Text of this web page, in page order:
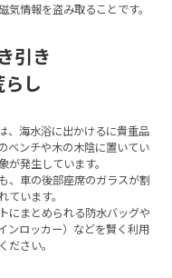
情報を盗み取ることです。
引き
し
、海水浴に出かけるに貴重品
ベンチや木の木陰に置いてい
発生しています。
、車の後部座席のガラスが割
います。
にまとめられる防水バッグや
ンロッカー）などを賢く利用
ださい。